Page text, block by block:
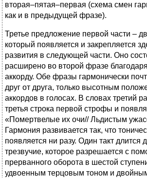
вторая–пятая–первая (схема смен
как и в предыдущей фразе).
Третье предложение первой части –
который появляется и закрепляется
развития в следующей части. Оно
расширено во второй фразе
аккорду. Обе фразы гармонически
друг от друга, только высотным
аккордов в голосах. В словах третий
третья строка первой строфы и
«Помертвелые их очи// Льдистым
Гармония развивается так, что
появляется ни разу. Один такт длится
трезвучие, которое разрешается с
прерванного оборота в шестой
удвоенным терцовым тоном и